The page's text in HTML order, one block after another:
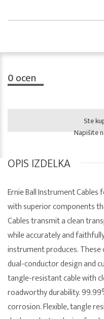
0ocen
Ste
Napišite
OPIS IZDELKA
Ernie Ball Instrument
with superior components
Cables transmit a clean
while accurately and
instrument produces. These
dual-conductor design and
tangle-resistant cable with
roadworthy durability.
corrosion. Flexible, tangle